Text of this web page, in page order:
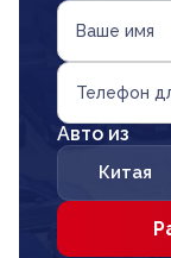
Ваше имя
Телефон
Авто из
Китая